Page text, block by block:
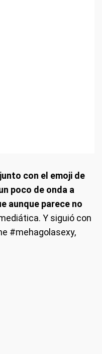
con el emoji de
poco de onda a
aunque parece no
Y siguió con
#mehagolasexy,